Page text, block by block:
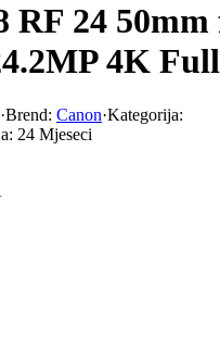
RF 24 50mm
4K
·Brend: Canon·Kategorija:
24 Mjeseci